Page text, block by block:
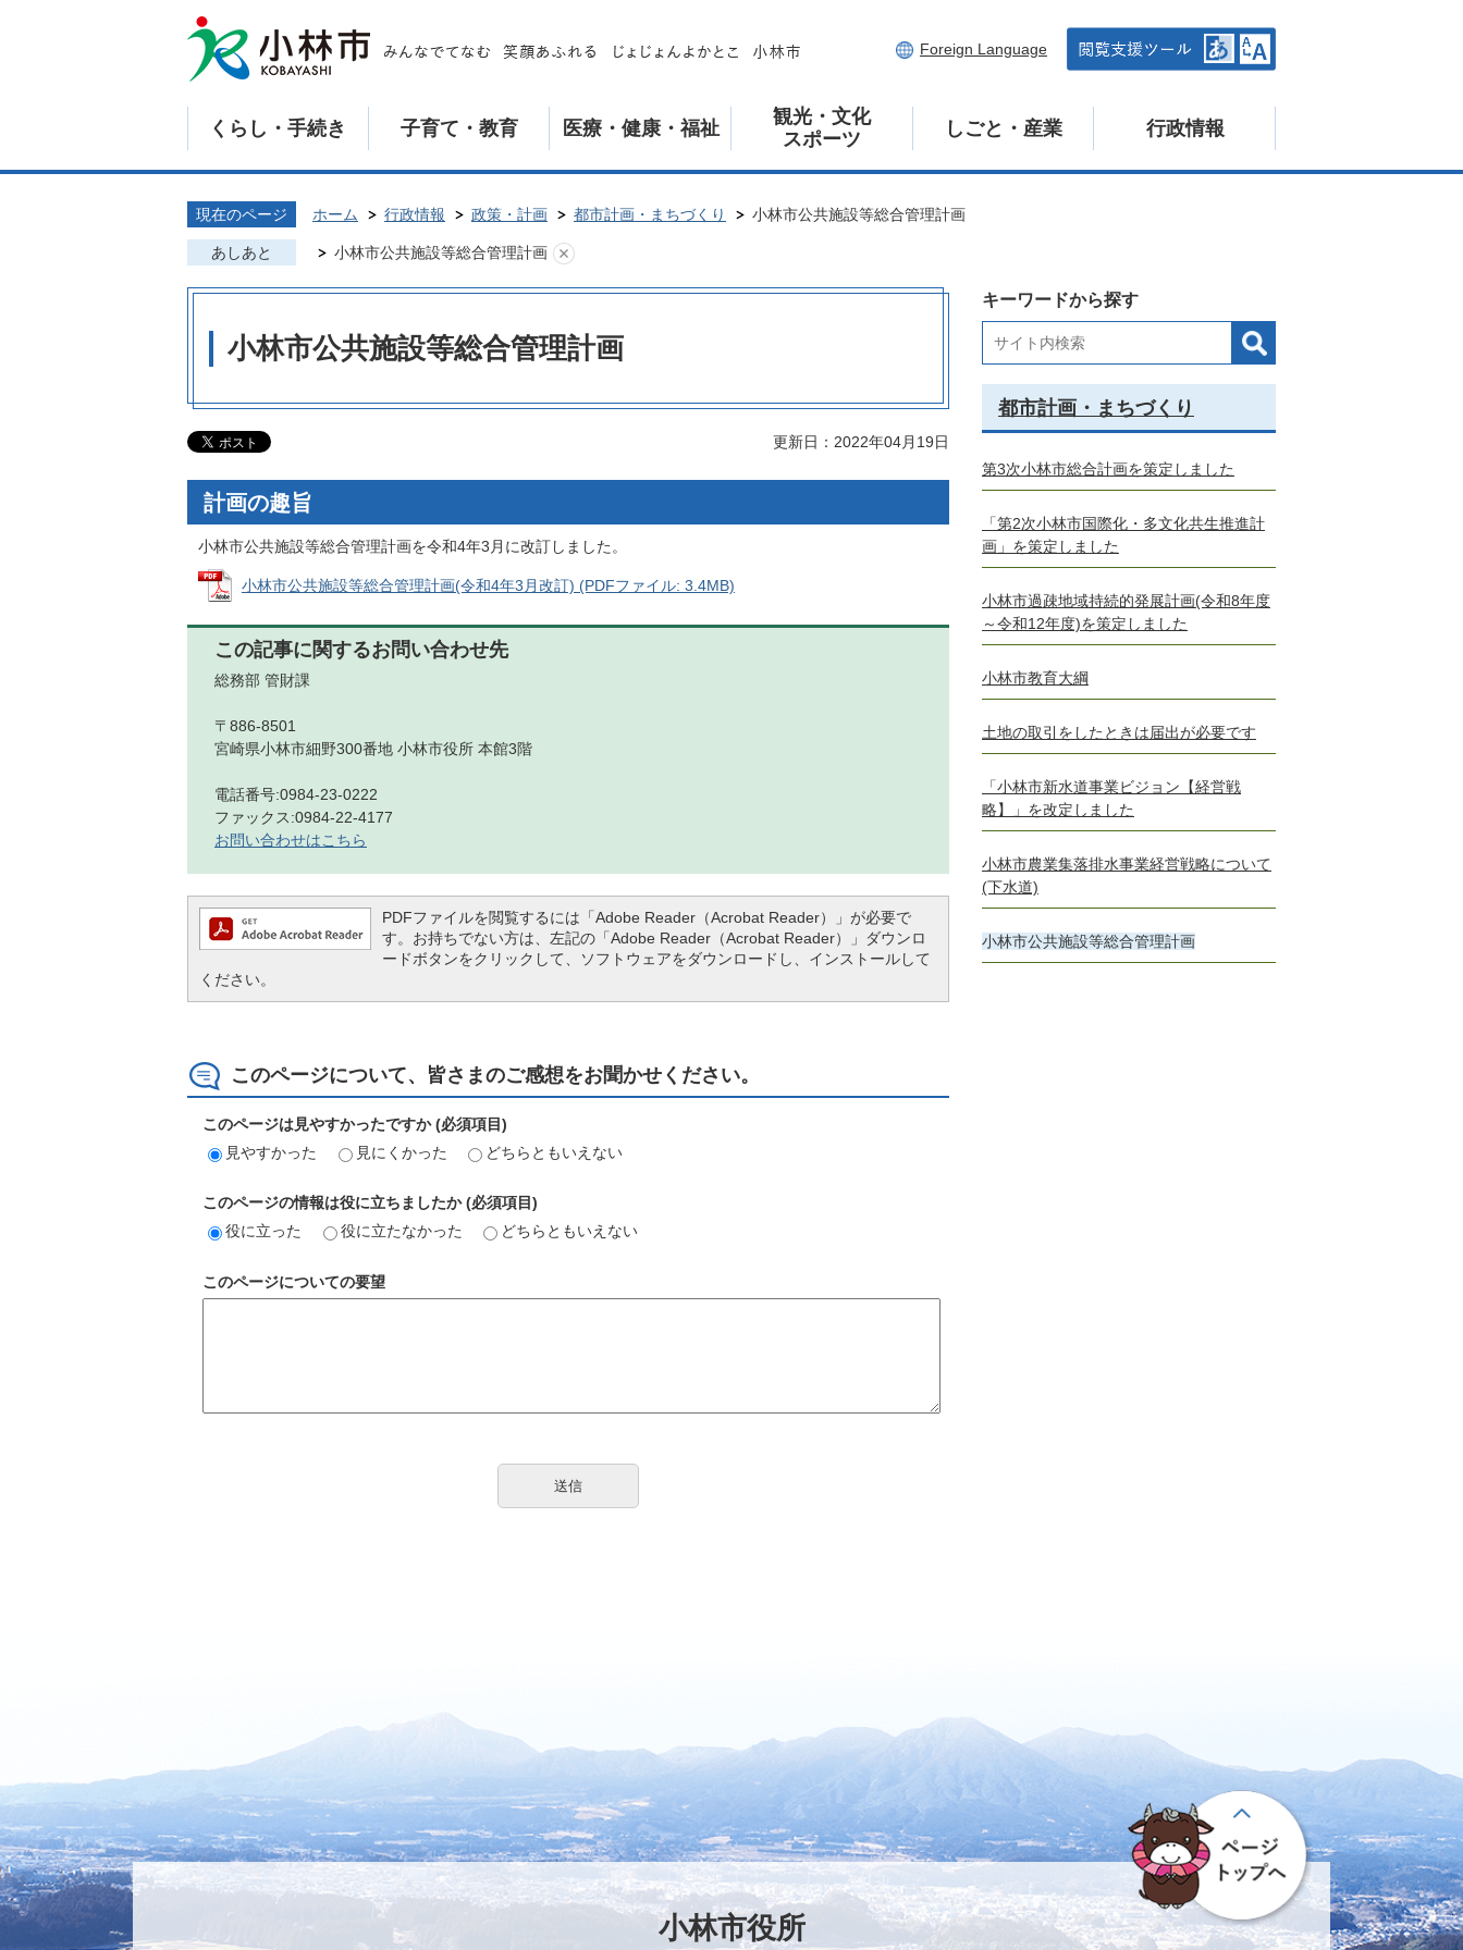
Foreign Language
くらし・手続き 子育て・教育 医療・健康・福祉
観光・文化
スポーツ
しごと・産業 行政情報
現在のページ ホーム 行政情報 政策・計画 都市計画・まちづくり 小林市公共施設等総合管理計画
あしあと 小林市公共施設等総合管理計画
小林市公共施設等総合管理計画
更新日：2022年04月19日
計画の趣旨
小林市公共施設等総合管理計画を令和4年3月に改訂しました。
小林市公共施設等総合管理計画(令和4年3月改訂) (PDFファイル: 3.4MB)
この記事に関するお問い合わせ先
総務部 管財課
〒886-8501
宮崎県小林市細野300番地 小林市役所 本館3階
電話番号:0984-23-0222
ファックス:0984-22-4177
お問い合わせはこちら
PDFファイルを閲覧するには「Adobe Reader（Acrobat Reader）」が必要で
す。お持ちでない方は、左記の「Adobe Reader（Acrobat Reader）」ダウンロ
ードボタンをクリックして、ソフトウェアをダウンロードし、インストールして
ください。
このページについて、皆さまのご感想をお聞かせください。
このページは見やすかったですか (必須項目)
見やすかった
見にくかった どちらともいえない
このページの情報は役に立ちましたか (必須項目)
役に立った
役に立たなかった どちらともいえない
このページについての要望
キーワードから探す
都市計画・まちづくり
第3次小林市総合計画を策定しました
「第2次小林市国際化・多文化共生推進計
画」を策定しました
小林市過疎地域持続的発展計画(令和8年度
～令和12年度)を策定しました
小林市教育大綱
土地の取引をしたときは届出が必要です
「小林市新水道事業ビジョン【経営戦
略】」を改定しました
小林市農業集落排水事業経営戦略について
(下水道)
小林市公共施設等総合管理計画
小林市役所